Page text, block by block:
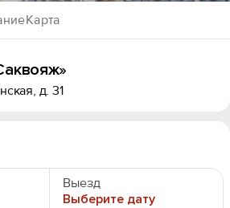
Карта
д. 31
Выезд
Выберите дату